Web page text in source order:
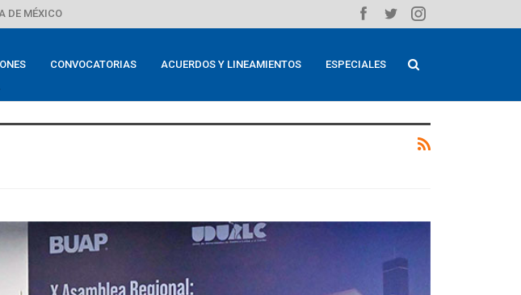
DE MÉXICO
CONVOCATORIAS ACUERDOS Y LINEAMIENTOS ESPECIALES